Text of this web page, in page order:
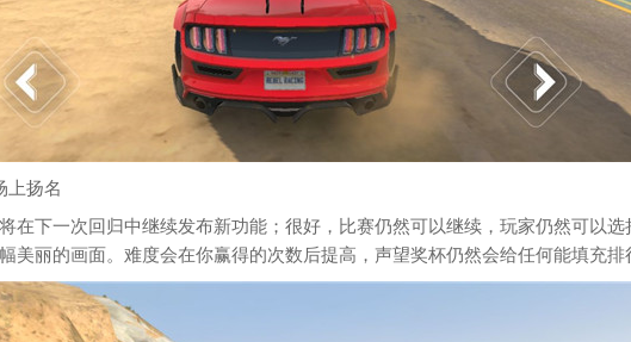
上扬名
在下一次回归中继续发布新功能；很好，比赛仍然可以继续，玩家仍然可以
美丽的画面。难度会在你赢得的次数后提高，声望奖杯仍然会给任何能填充排